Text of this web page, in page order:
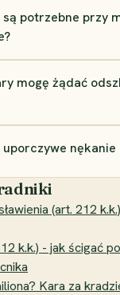
potrzebne przy
mogę żądać
nękanie
(art. 212
k.k.) - jak ścigać
Kara za